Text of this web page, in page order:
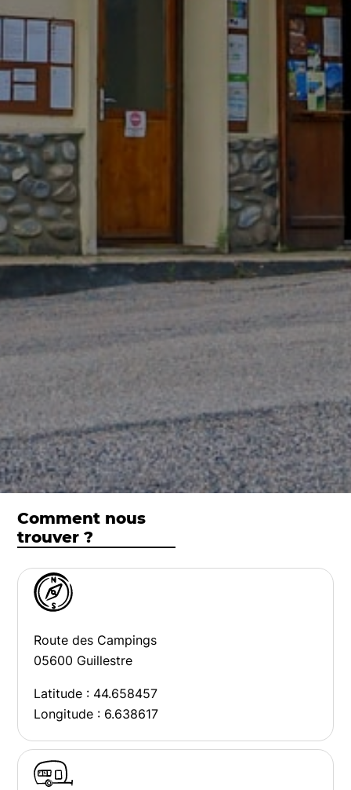
Comment nous
trouver ?
Route des Campings
05600 Guillestre
Latitude : 44.658457
Longitude : 6.638617